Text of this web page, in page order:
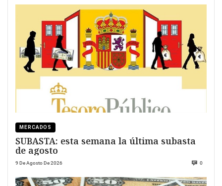
MERCADOS
SUBASTA: esta semana la última subasta
de agosto
9 De Agosto De 2026 0